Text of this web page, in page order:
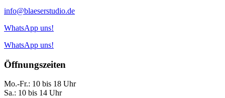
info@blaeserstudio.de
WhatsApp uns!
WhatsApp uns!
Öffnungszeiten
Mo.-Fr.: 10 bis 18 Uhr
Sa.: 10 bis 14 Uhr